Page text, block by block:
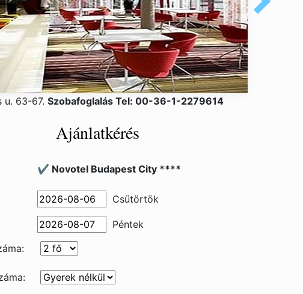
u. 63-67. Szobafoglalás Tel: 00-36-1-2279614
Ajánlatkérés
✔️ Novotel Budapest City ****
Csütörtök
Péntek